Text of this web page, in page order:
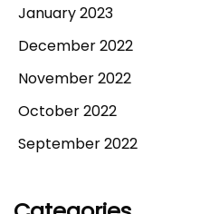
January 2023
December 2022
November 2022
October 2022
September 2022